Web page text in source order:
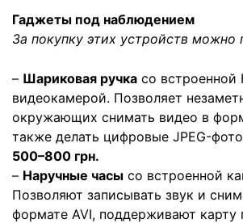
Гаджеты под наблюдением
За покупку этих устройств можно
– Шариковая ручка со встроенной
видеокамерой. Позволяет
окружающих снимать видео в
также делать цифровые JPEG-
500–800 грн.
– Наручные часы со встроенной
Позволяют записывать звук и
формате AVI, поддерживают карту